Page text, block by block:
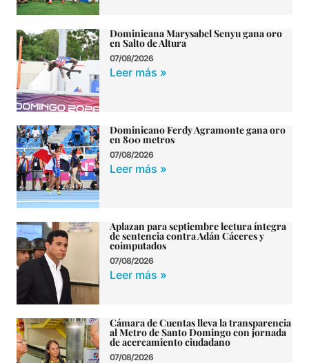
Dominicana Marysabel Senyu gana oro
en Salto de Altura
07/08/2026
Leer más »
Dominicano Ferdy Agramonte gana oro
en 800 metros
07/08/2026
Leer más »
Aplazan para septiembre lectura íntegra
de sentencia contra Adán Cáceres y
coimputados
07/08/2026
Leer más »
Cámara de Cuentas lleva la transparencia
al Metro de Santo Domingo con jornada
de acercamiento ciudadano
07/08/2026